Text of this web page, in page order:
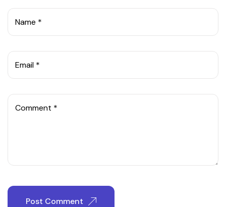
Name *
Email *
Comment *
Post Comment